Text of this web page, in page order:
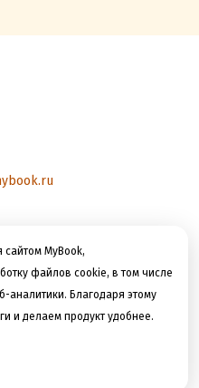
MyBook,
файлов cookie, в том числе
аналитики. Благодаря этому
и делаем продукт удобнее.